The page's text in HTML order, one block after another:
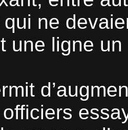
ne
une ligne